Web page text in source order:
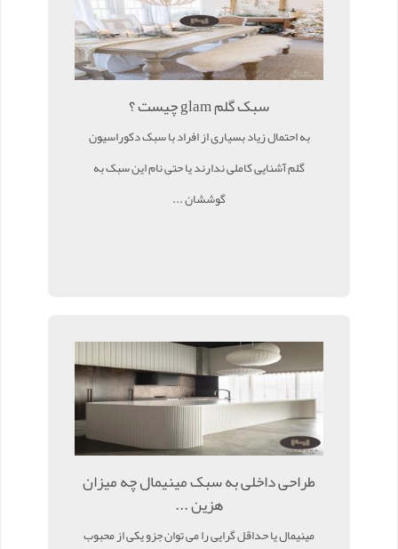
سبک گلم glam چیست ؟
به احتمال زیاد بسیاری از افراد با سبک دکوراسیون
گلم آشنایی کاملی ندارند یا حتی نام این سبک به
گوششان ...
طراحی داخلی به سبک مینیمال چه میزان
هزین ...
مینیمال یا حداقل گرایی را می توان جزو یکی از محبوب